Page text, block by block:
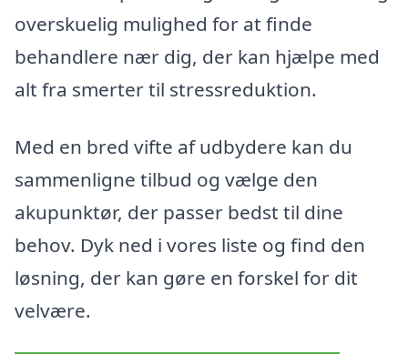
overskuelig mulighed for at finde
behandlere nær dig, der kan hjælpe med
alt fra smerter til stressreduktion.
Med en bred vifte af udbydere kan du
sammenligne tilbud og vælge den
akupunktør, der passer bedst til dine
behov. Dyk ned i vores liste og find den
løsning, der kan gøre en forskel for dit
velvære.